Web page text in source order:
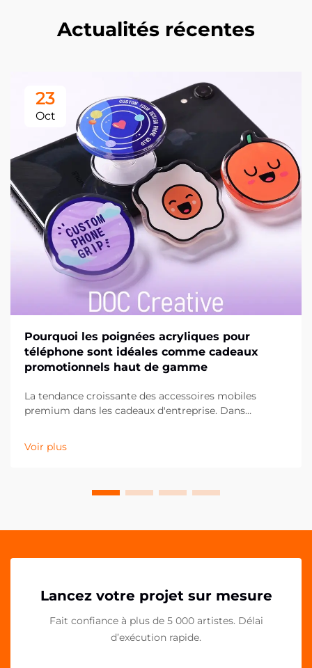
Actualités récentes
23
Oct
Pourquoi les poignées acryliques pour
téléphone sont idéales comme cadeaux
promotionnels haut de gamme
La tendance croissante des accessoires mobiles
premium dans les cadeaux d'entreprise. Dans
promotionnel, les entreprises recherchent
continuellement des moyens innovants de marquer
Voir plus
Lancez votre projet sur mesure
Fait confiance à plus de 5 000 artistes. Délai
d’exécution rapide.